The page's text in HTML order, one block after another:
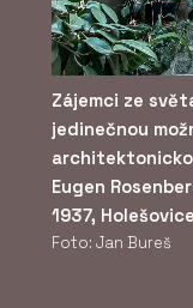
Zájemci ze
jedinečnou
Eugen
1937, Holešovice
Foto: Jan Bureš